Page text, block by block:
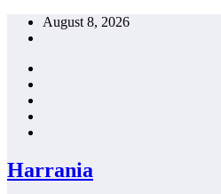
Skip
August 8, 2026
Harrania